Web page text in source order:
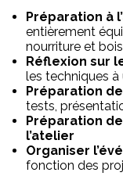
Préparation à
entièrement
nourriture et
Réflexion sur
les techniques à
Préparation
tests,
Préparation
l’atelier
Organiser l’
fonction des